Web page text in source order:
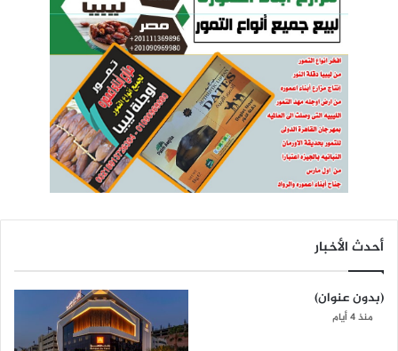
أحدث الأخبار
(بدون عنوان)
منذ 4 أيام